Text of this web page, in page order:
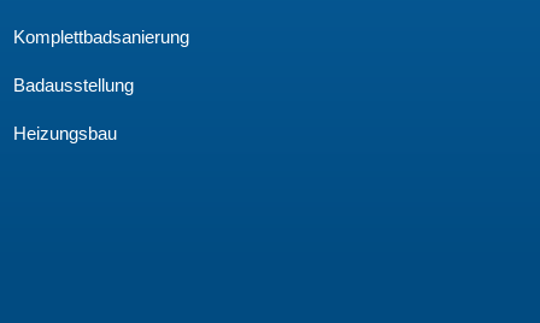
Komplettbadsanierung
Badausstellung
Heizungsbau